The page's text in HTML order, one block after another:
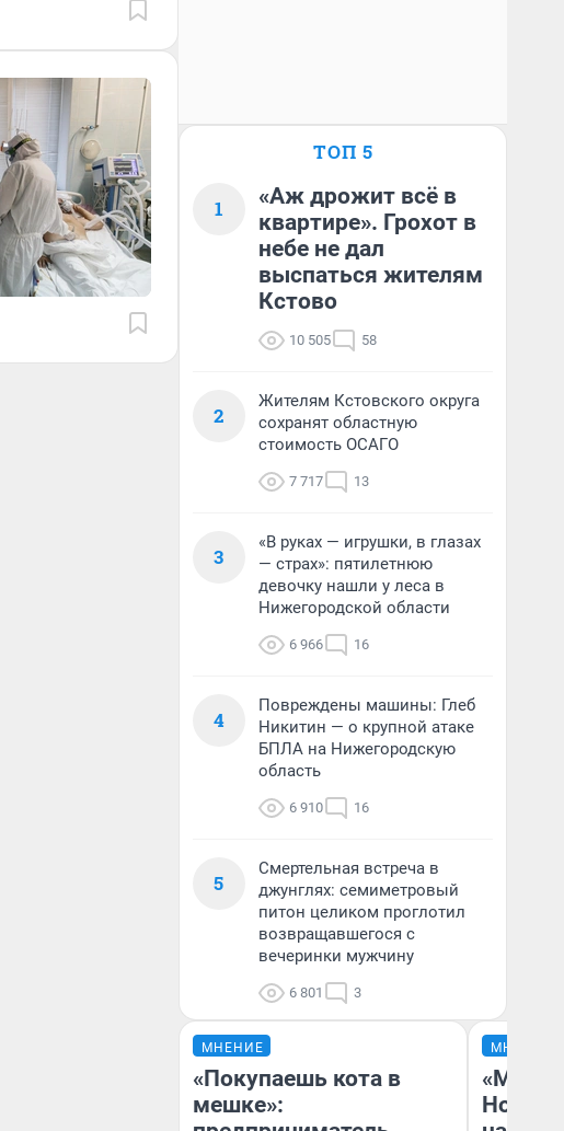
ТОП 5
1
«Аж дрожит всё в
квартире». Грохот в
небе не дал
выспаться жителям
Кстово
10 505 58
2
Жителям Кстовского округа
сохранят областную
стоимость ОСАГО
7 717 13
3
«В руках — игрушки, в глазах
— страх»: пятилетнюю
девочку нашли у леса в
Нижегородской области
6 966 16
4
Повреждены машины: Глеб
Никитин — о крупной атаке
БПЛА на Нижегородскую
область
6 910 16
5
Смертельная встреча в
джунглях: семиметровый
питон целиком проглотил
возвращавшегося с
вечеринки мужчину
6 801 3
МНЕНИЕ
«Покупаешь кота в
мешке»:
МНЕНИЕ
«Мы